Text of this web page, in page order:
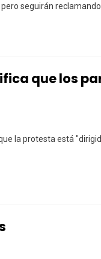
seguirán reclamando.
que los
la protesta está